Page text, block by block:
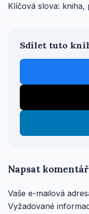
Klíčová slova:
Sdílet tuto
Napsat komentář
Vaše e-mailová
Vyžadované